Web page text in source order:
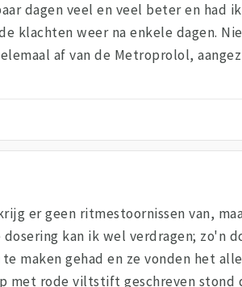
dagen veel en veel beter en had
klachten weer na enkele dagen.
af van de Metroprolol,
er geen ritmestoornissen van,
kan ik wel verdragen; zo'n
maken gehad en ze vonden het
met rode viltstift geschreven